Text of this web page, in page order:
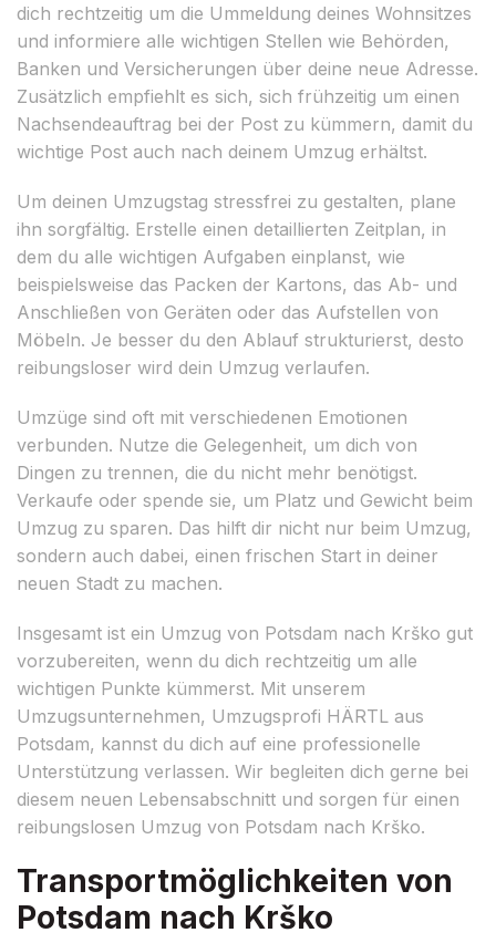
dich rechtzeitig um die Ummeldung deines Wohnsitzes
und informiere alle wichtigen Stellen wie Behörden,
Banken und Versicherungen über deine neue Adresse.
Zusätzlich empfiehlt es sich, sich frühzeitig um einen
Nachsendeauftrag bei der Post zu kümmern, damit du
wichtige Post auch nach deinem Umzug erhältst.
Um deinen Umzugstag stressfrei zu gestalten, plane
ihn sorgfältig. Erstelle einen detaillierten Zeitplan, in
dem du alle wichtigen Aufgaben einplanst, wie
beispielsweise das Packen der Kartons, das Ab- und
Anschließen von Geräten oder das Aufstellen von
Möbeln. Je besser du den Ablauf strukturierst, desto
reibungsloser wird dein Umzug verlaufen.
Umzüge sind oft mit verschiedenen Emotionen
verbunden. Nutze die Gelegenheit, um dich von
Dingen zu trennen, die du nicht mehr benötigst.
Verkaufe oder spende sie, um Platz und Gewicht beim
Umzug zu sparen. Das hilft dir nicht nur beim Umzug,
sondern auch dabei, einen frischen Start in deiner
neuen Stadt zu machen.
Insgesamt ist ein Umzug von Potsdam nach Krško gut
vorzubereiten, wenn du dich rechtzeitig um alle
wichtigen Punkte kümmerst. Mit unserem
Umzugsunternehmen, Umzugsprofi HÄRTL aus
Potsdam, kannst du dich auf eine professionelle
Unterstützung verlassen. Wir begleiten dich gerne bei
diesem neuen Lebensabschnitt und sorgen für einen
reibungslosen Umzug von Potsdam nach Krško.
Transportmöglichkeiten von
Potsdam nach Krško